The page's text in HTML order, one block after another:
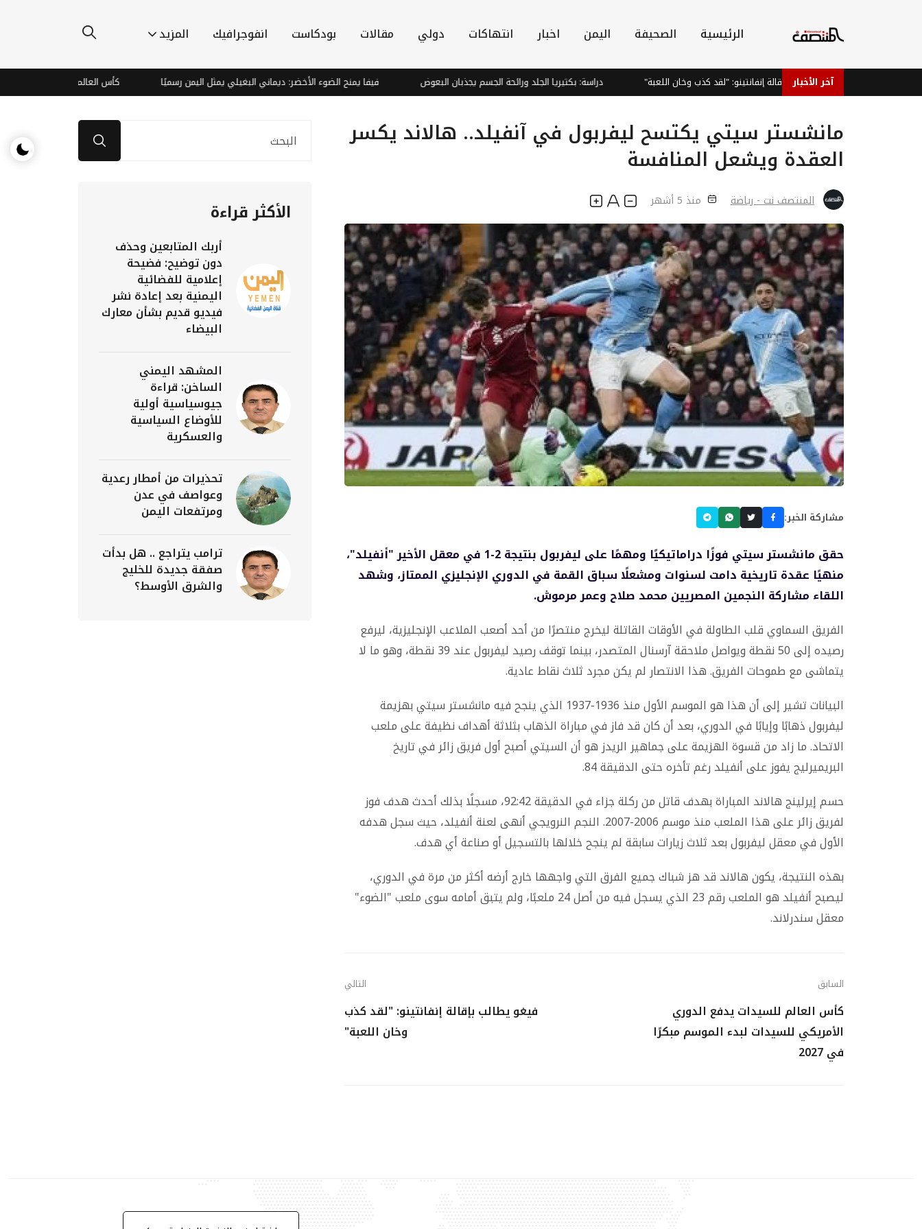
الرئيسية الصحيفة اليمن اخبار انتهاكات دولي مقالات بودكاست انفوجرافيك المزيد
آخر الأخبار
فيغو يطالب بإقالة إنفانتينو: "لقد كذب وخان اللعبة" دراسة: بكتيريا الجلد ورائحة الجسم يجذبان البعوض فيفا يمنح الضوء الأخضر: ديماني البغيلي يمثل اليمن رسميًا كأس العالم للسيدات يدفع الدوري
مانشستر سيتي يكتسح ليفربول في آنفيلد.. هالاند يكسر
العقدة ويشعل المنافسة
المنتصف نت - رياضة منذ 5 أشهر
مشاركة الخبر:
حقق مانشستر سيتي فوزًا دراماتيكيًا ومهمًا على ليفربول بنتيجة 2-1 في معقل الأخير "أنفيلد"،
منهيًا عقدة تاريخية دامت لسنوات ومشعلًا سباق القمة في الدوري الإنجليزي الممتاز، وشهد
اللقاء مشاركة النجمين المصريين محمد صلاح وعمر مرموش.
الفريق السماوي قلب الطاولة في الأوقات القاتلة ليخرج منتصرًا من أحد أصعب الملاعب الإنجليزية، ليرفع
رصيده إلى 50 نقطة ويواصل ملاحقة آرسنال المتصدر، بينما توقف رصيد ليفربول عند 39 نقطة، وهو ما لا
يتماشى مع طموحات الفريق. هذا الانتصار لم يكن مجرد ثلاث نقاط عادية.
البيانات تشير إلى أن هذا هو الموسم الأول منذ 1936-1937 الذي ينجح فيه مانشستر سيتي بهزيمة
ليفربول ذهابًا وإيابًا في الدوري، بعد أن كان قد فاز في مباراة الذهاب بثلاثة أهداف نظيفة على ملعب
الاتحاد. ما زاد من قسوة الهزيمة على جماهير الريدز هو أن السيتي أصبح أول فريق زائر في تاريخ
البريميرليج يفوز على أنفيلد رغم تأخره حتى الدقيقة 84.
حسم إيرلينج هالاند المباراة بهدف قاتل من ركلة جزاء في الدقيقة 92:42، مسجلًا بذلك أحدث هدف فوز
لفريق زائر على هذا الملعب منذ موسم 2006-2007. النجم النرويجي أنهى لعنة أنفيلد، حيث سجل هدفه
الأول في معقل ليفربول بعد ثلاث زيارات سابقة لم ينجح خلالها بالتسجيل أو صناعة أي هدف.
بهذه النتيجة، يكون هالاند قد هز شباك جميع الفرق التي واجهها خارج أرضه أكثر من مرة في الدوري،
ليصبح أنفيلد هو الملعب رقم 23 الذي يسجل فيه من أصل 24 ملعبًا، ولم يتبق أمامه سوى ملعب "الضوء"
معقل سندرلاند.
السابق
كأس العالم للسيدات يدفع الدوري
الأمريكي للسيدات لبدء الموسم مبكرًا
في 2027
التالي
فيغو يطالب بإقالة إنفانتينو: "لقد كذب
وخان اللعبة"
الأكثر قراءة
أربك المتابعين وحذف
دون توضيح: فضيحة
إعلامية للفضائية
اليمنية بعد إعادة نشر
فيديو قديم بشأن معارك
البيضاء
المشهد اليمني
الساخن: قراءة
جيوسياسية أولية
للأوضاع السياسية
والعسكرية
تحذيرات من أمطار رعدية
وعواصف في عدن
ومرتفعات اليمن
ترامب يتراجع .. هل بدأت
صفقة جديدة للخليج
والشرق الأوسط؟